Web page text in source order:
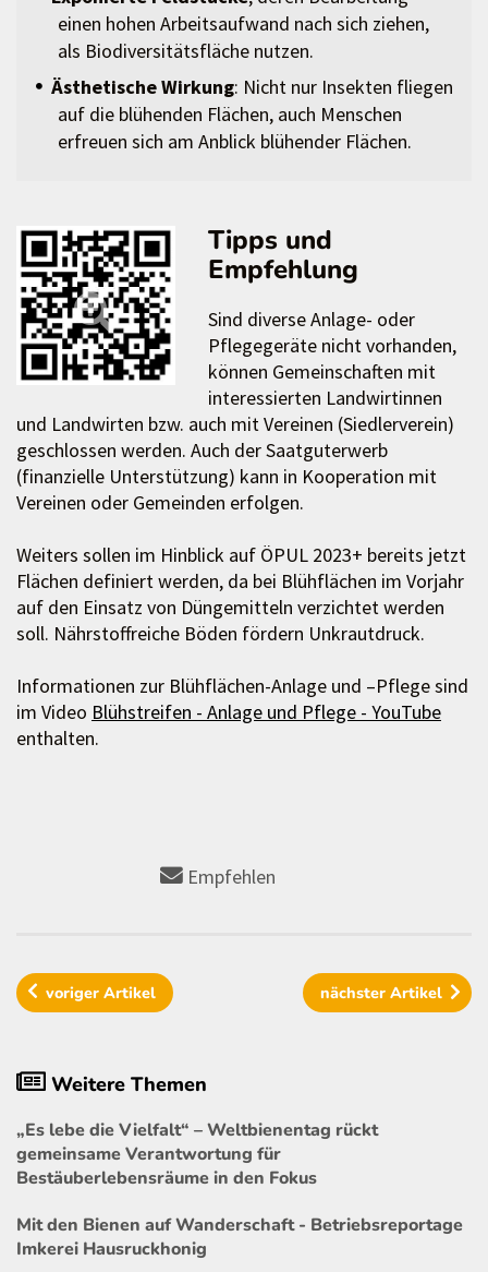
einen hohen Arbeitsaufwand nach sich ziehen,
als Biodiversitätsfläche nutzen.
Ästhetische Wirkung: Nicht nur Insekten fliegen
auf die blühenden Flächen, auch Menschen
erfreuen sich am Anblick blühender Flächen.
Tipps und
Empfehlung
Sind diverse Anlage- oder
Pflegegeräte nicht vorhanden,
können Gemeinschaften mit
interessierten Landwirtinnen
und Landwirten bzw. auch mit Vereinen (Siedlerverein)
geschlossen werden. Auch der Saatguterwerb
(finanzielle Unterstützung) kann in Kooperation mit
Vereinen oder Gemeinden erfolgen.
Weiters sollen im Hinblick auf ÖPUL 2023+ bereits jetzt
Flächen definiert werden, da bei Blühflächen im Vorjahr
auf den Einsatz von Düngemitteln verzichtet werden
soll. Nährstoffreiche Böden fördern Unkrautdruck.
Informationen zur Blühflächen-Anlage und –Pflege sind
im Video Blühstreifen - Anlage und Pflege - YouTube
enthalten.
Empfehlen
vorigerArtikel nächster Artikel
Weitere Themen
„Es lebe die Vielfalt“ – Weltbienentag rückt
gemeinsame Verantwortung für
Bestäuberlebensräume in den Fokus
Mit den Bienen auf Wanderschaft - Betriebsreportage
Imkerei Hausruckhonig